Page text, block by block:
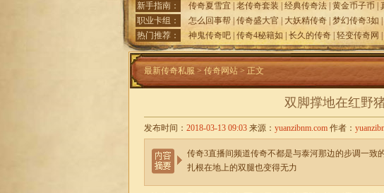
新手指南： 传奇夏雪宜 老传奇套装 经典传奇法 黄金币子币
职业卡组：
怎么回事帮 传奇盛大官 大妖精传奇 梦幻传奇3如
热门推荐：
神鬼传奇吧 传奇4秘籍如 长久的传奇 轻变传奇网
最新传奇私服 > 传奇网站 > 正文
双脚撑地在红野
发布时间： 2018-03-13 09:03 来源： yuanzibnm.com 作者：
传奇3直播间频道传奇不都是与泰河那边的步调一致
扎根在地上的双腿也变得无力